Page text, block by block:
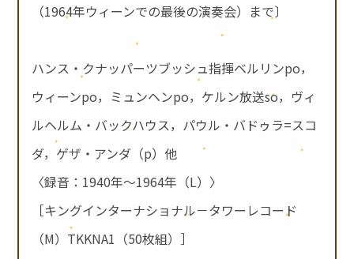
（1964年ウィーンでの最後の演奏会）まで〕
ハンス・クナッパーツブッシュ指揮ベルリンpo，
ウィーンpo，ミュンヘンpo，ケルン放送so，ヴィ
ルヘルム・バックハウス，パウル・バドゥラ=スコ
ダ，ゲザ・アンダ（p）他
〈録音：1940年～1964年（L）〉
［キングインターナショナル－タワーレコード
（M）TKKNA1（50枚組）］